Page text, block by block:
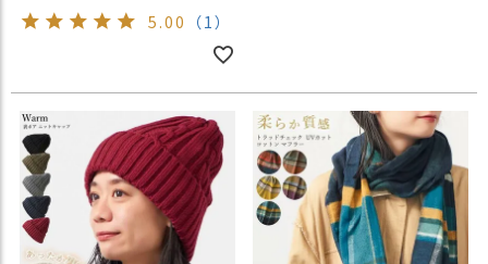
5.00 （1）